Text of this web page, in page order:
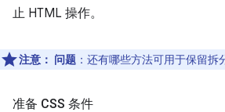
止 HTML 操作。
注意： 问题 ：还有哪些方法可用于保留拆
准备 CSS 条件